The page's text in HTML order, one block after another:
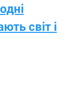
світ і